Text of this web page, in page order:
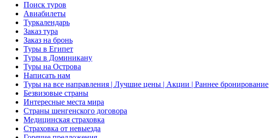
Поиск туров
Авиабилеты
Туркалендарь
Заказ тура
Заказ на бронь
Туры в Египет
Туры в Доминикану
Туры на Острова
Написать нам
Туры на все направления | Лучшие цены | Акции | Раннее бронирование
Безвизовые страны
Интересные места мира
Страны шенгенского договора
Медицинская страховка
Страховка от невыезда